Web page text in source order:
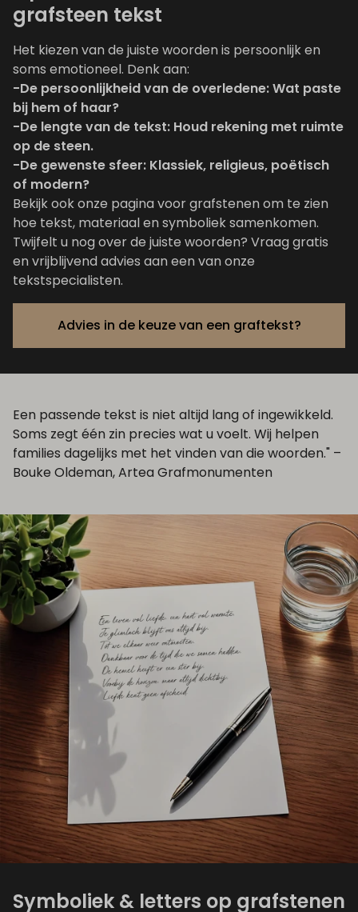
grafsteen tekst
Het kiezen van de juiste woorden is persoonlijk en
soms emotioneel. Denk aan:
-De persoonlijkheid van de overledene: Wat paste
bij hem of haar?
-De lengte van de tekst: Houd rekening met ruimte
op de steen.
-De gewenste sfeer: Klassiek, religieus, poëtisch
of modern?
Bekijk ook onze pagina voorgrafstenen om te zien
hoe tekst, materiaal en symboliek samenkomen.
Twijfelt u nog over de juiste woorden? Vraag gratis
en vrijblijvend advies aan een van onze
tekstspecialisten.
Advies in de keuze van een graftekst?
Een passende tekst is niet altijd lang of ingewikkeld.
Soms zegt één zin precies wat u voelt. Wij helpen
families dagelijks met het vinden van die woorden." –
Bouke Oldeman, Artea Grafmonumenten
Symboliek & letters op grafstenen